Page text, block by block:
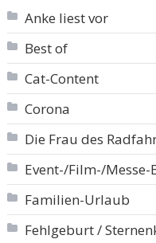
Anke liest vor
Best of
Cat-Content
Corona
Die Frau des
Event-/Film-/Messe-
Familien-Urlaub
Fehlgeburt /